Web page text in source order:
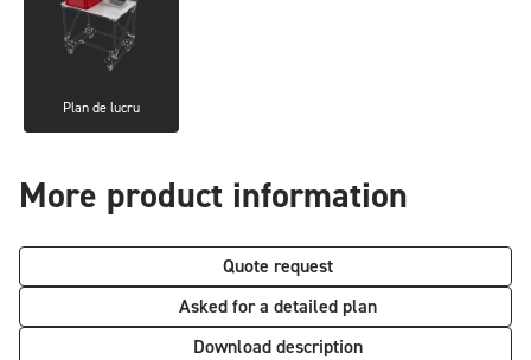
Plan de lucru
More product information
Quote request
Asked for a detailed plan
Download description